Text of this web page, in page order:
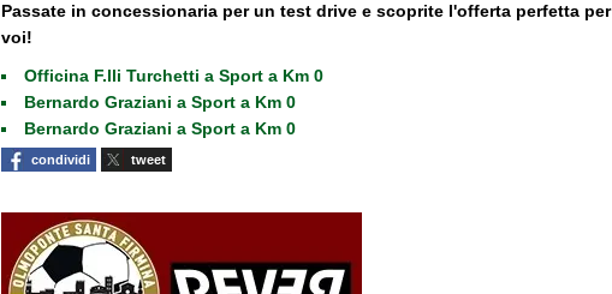
Passate in concessionaria per un test drive e scoprite l'offerta perfetta per
voi!
Officina F.lli Turchetti a Sport a Km 0
Bernardo Graziani a Sport a Km 0
Bernardo Graziani a Sport a Km 0
condividi tweet